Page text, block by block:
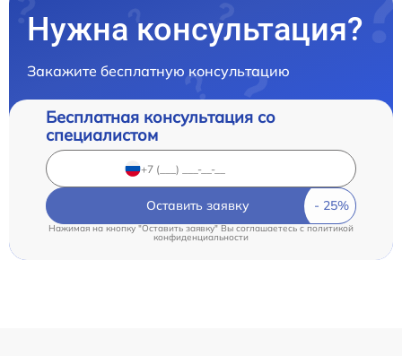
Нужна консультация?
Закажите бесплатную консультацию
Бесплатная консультация со
специалистом
Оставить заявку
Нажимая на кнопку "Оставить заявку" Вы соглашаетесь cполитикой
конфиденциальности